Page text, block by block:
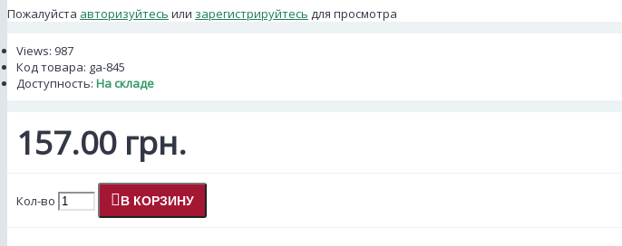
Пожалуйста авторизуйтесь или зарегистрируйтесь для просмотра
Views: 987
Код товара: ga-845
Доступность: На складе
157.00 грн.
Кол-во В КОРЗИНУ